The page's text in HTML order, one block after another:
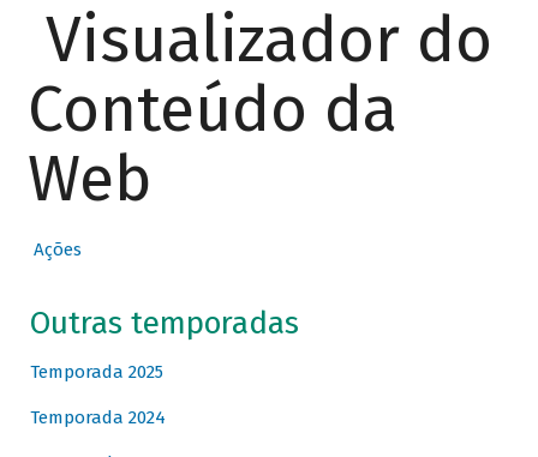
Visualizador do
Conteúdo da
Web
Ações
Outras temporadas
Temporada 2025
Temporada 2024